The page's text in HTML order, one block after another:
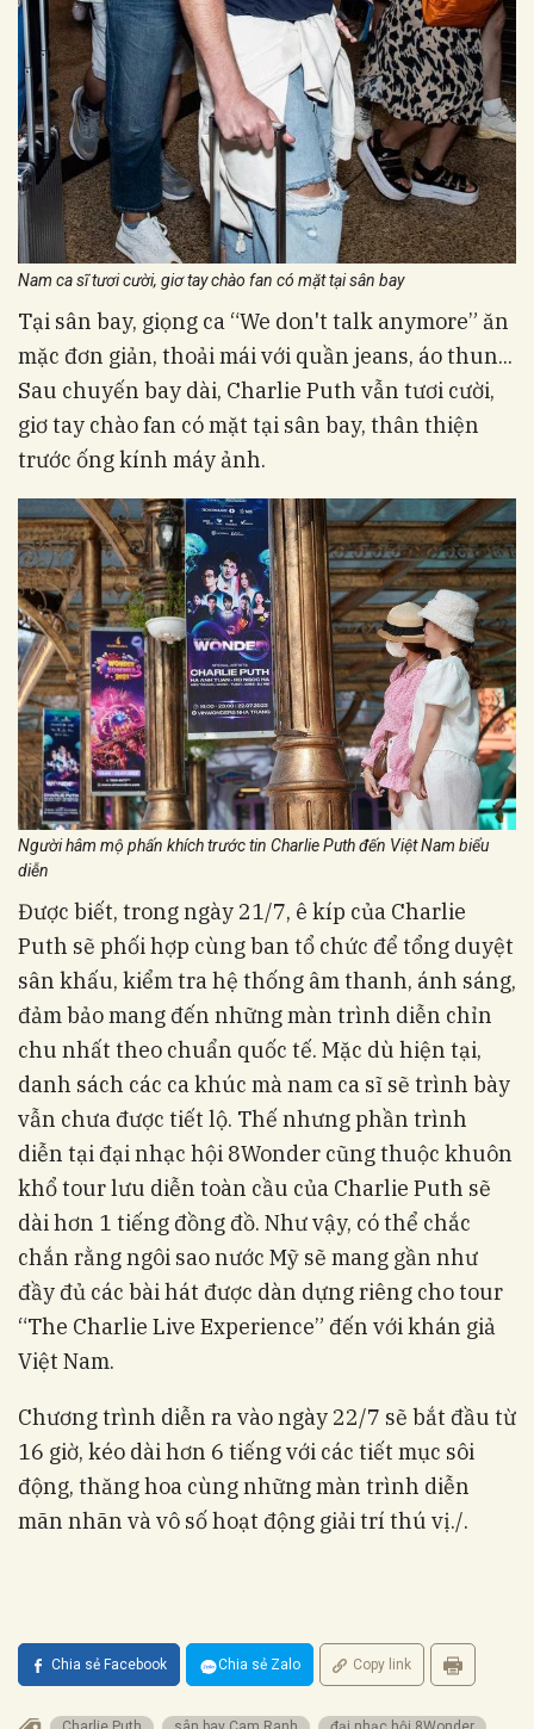
Nam ca sĩ tươi cười, giơ tay chào fan có mặt tại sân bay
Tại sân bay, giọng ca “We don't talk anymore” ăn
mặc đơn giản, thoải mái với quần jeans, áo thun...
Sau chuyến bay dài, Charlie Puth vẫn tươi cười,
giơ tay chào fan có mặt tại sân bay, thân thiện
trước ống kính máy ảnh.
Người hâm mộ phấn khích trước tin Charlie Puth đến Việt Nam biểu
diễn
Được biết, trong ngày 21/7, ê kíp của Charlie
Puth sẽ phối hợp cùng ban tổ chức để tổng duyệt
sân khấu, kiểm tra hệ thống âm thanh, ánh sáng,
đảm bảo mang đến những màn trình diễn chỉn
chu nhất theo chuẩn quốc tế. Mặc dù hiện tại,
danh sách các ca khúc mà nam ca sĩ sẽ trình bày
vẫn chưa được tiết lộ. Thế nhưng phần trình
diễn tại đại nhạc hội 8Wonder cũng thuộc khuôn
khổ tour lưu diễn toàn cầu của Charlie Puth sẽ
dài hơn 1 tiếng đồng đồ. Như vậy, có thể chắc
chắn rằng ngôi sao nước Mỹ sẽ mang gần như
đầy đủ các bài hát được dàn dựng riêng cho tour
“The Charlie Live Experience” đến với khán giả
Việt Nam.
Chương trình diễn ra vào ngày 22/7 sẽ bắt đầu từ
16 giờ, kéo dài hơn 6 tiếng với các tiết mục sôi
động, thăng hoa cùng những màn trình diễn
mãn nhãn và vô số hoạt động giải trí thú vị./.
Chia sẻ Facebook Chia sẻ Zalo Copy link